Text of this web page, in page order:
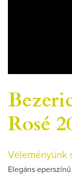
Rosé
Véleményünk
Elegáns